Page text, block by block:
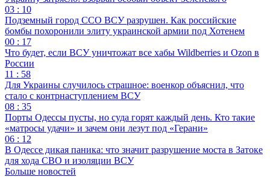
03 : 10
Подземный город ССО ВСУ разрушен. Как российские
бомбы похоронили элиту украинской армии под Хотенем
00 : 17
Что будет, если ВСУ уничтожат все хабы Wildberries и Ozon в
России
11 : 58
Для Украины случилось страшное: военкор объяснил, что
стало с контрнаступлением ВСУ
08 : 35
Порты Одессы пусты, но суда горят каждый день. Кто такие
«матросы удачи» и зачем они лезут под «Герани»
06 : 12
В Одессе дикая паника: что значит разрушение моста в Затоке
для хода СВО и изоляции ВСУ
Больше новостей